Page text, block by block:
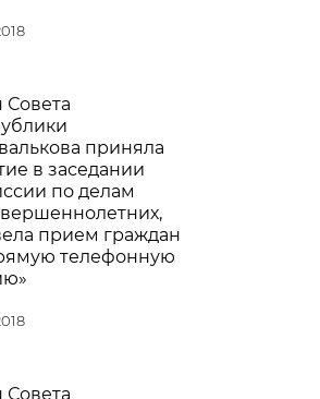
Совета
приняла
в заседании
по делам
прием граждан
телефонную
Совета